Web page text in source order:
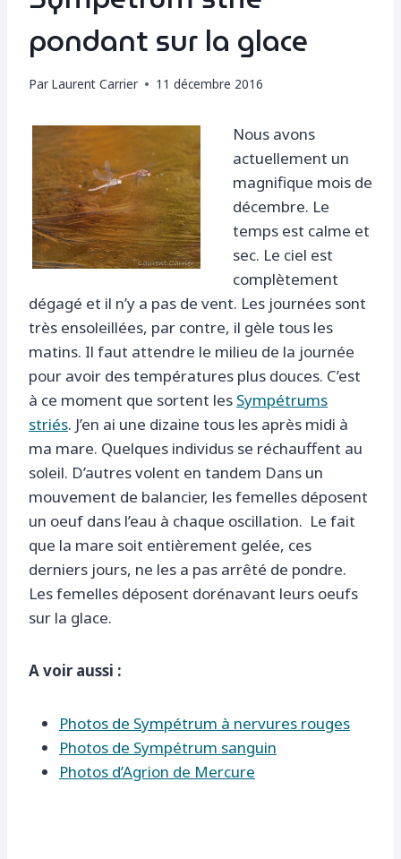
pondant sur la glace
Par Laurent Carrier 11 décembre 2016
Nous avons
actuellement un
magnifique mois de
décembre. Le
temps est calme et
sec. Le ciel est
complètement
dégagé et il n’y a pas de vent. Les journées sont
très ensoleillées, par contre, il gèle tous les
matins. Il faut attendre le milieu de la journée
pour avoir des températures plus douces. C’est
à ce moment que sortent les Sympétrums
striés. J’en ai une dizaine tous les après midi à
ma mare. Quelques individus se réchauffent au
soleil. D’autres volent en tandem Dans un
mouvement de balancier, les femelles déposent
un oeuf dans l’eau à chaque oscillation. Le fait
que la mare soit entièrement gelée, ces
derniers jours, ne les a pas arrêté de pondre.
Les femelles déposent dorénavant leurs oeufs
sur la glace.
A voir aussi :
Photos de Sympétrum à nervures rouges
Photos de Sympétrum sanguin
Photos d’Agrion de Mercure